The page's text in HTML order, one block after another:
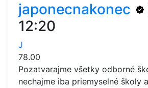
japonecnakonec
12:20
J
78.00
Pozatvarajme všetky odborné
nechajme iba priemyselné školy a